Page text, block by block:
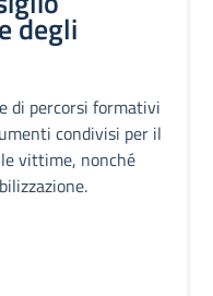
degli
di percorsi formativi
condivisi per il
vittime, nonché